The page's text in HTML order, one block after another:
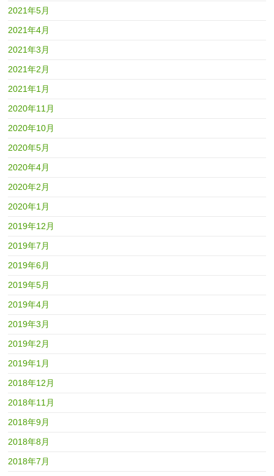
2021年5月
2021年4月
2021年3月
2021年2月
2021年1月
2020年11月
2020年10月
2020年5月
2020年4月
2020年2月
2020年1月
2019年12月
2019年7月
2019年6月
2019年5月
2019年4月
2019年3月
2019年2月
2019年1月
2018年12月
2018年11月
2018年9月
2018年8月
2018年7月